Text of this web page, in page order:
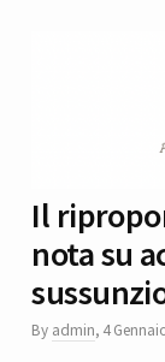
Il
nota su
By admin, 4